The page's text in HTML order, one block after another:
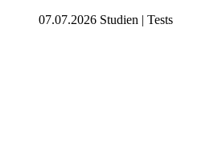
07.07.2026 Studien | Tests